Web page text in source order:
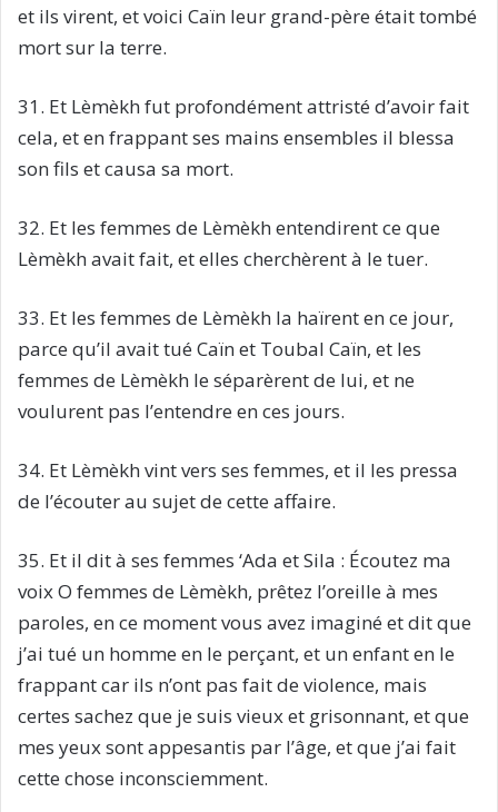
et ils virent, et voici Caïn leur grand-père était tombé
mort sur la terre.
31. Et Lèmèkh fut profondément attristé d’avoir fait
cela, et en frappant ses mains ensembles il blessa
son fils et causa sa mort.
32. Et les femmes de Lèmèkh entendirent ce que
Lèmèkh avait fait, et elles cherchèrent à le tuer.
33. Et les femmes de Lèmèkh la haïrent en ce jour,
parce qu’il avait tué Caïn et Toubal Caïn, et les
femmes de Lèmèkh le séparèrent de lui, et ne
voulurent pas l’entendre en ces jours.
34. Et Lèmèkh vint vers ses femmes, et il les pressa
de l’écouter au sujet de cette affaire.
35. Et il dit à ses femmes ‘Ada et Sila : Écoutez ma
voix O femmes de Lèmèkh, prêtez l’oreille à mes
paroles, en ce moment vous avez imaginé et dit que
j’ai tué un homme en le perçant, et un enfant en le
frappant car ils n’ont pas fait de violence, mais
certes sachez que je suis vieux et grisonnant, et que
mes yeux sont appesantis par l’âge, et que j’ai fait
cette chose inconsciemment.